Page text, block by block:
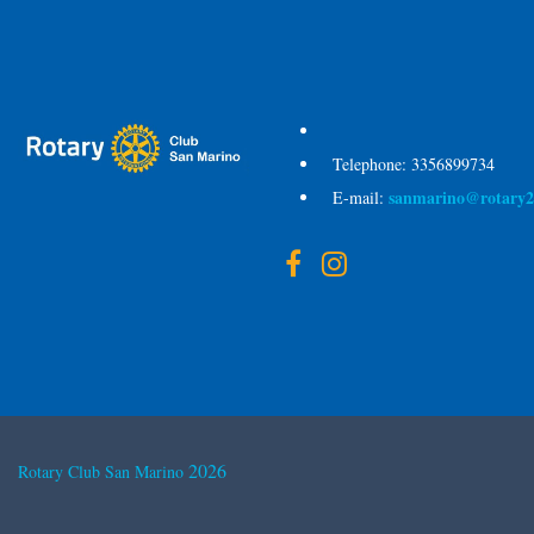
Telephone: 3356899734
E-mail:
Rotary Club San Marino 2026